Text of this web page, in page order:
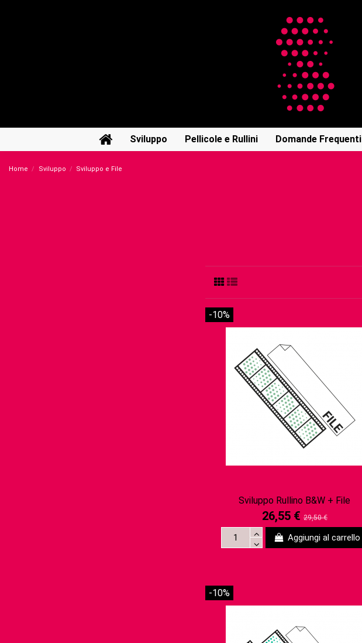
Sviluppo Pellicole e Rullini Domande Frequenti
Home Sviluppo Sviluppo e File
-10%
Sviluppo Rullino B&W + File
26,55 € 29,50 €
Aggiungi al carrello
-10%